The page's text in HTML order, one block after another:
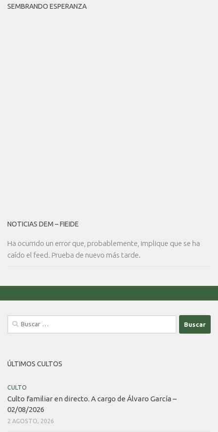
SEMBRANDO ESPERANZA
NOTICIAS DEM – FIEIDE
Ha ocurrido un error que, probablemente, implique que se ha
caído el feed. Prueba de nuevo más tarde.
Buscar:
ÚLTIMOS CULTOS
CULTO
Culto familiar en directo. A cargo de Álvaro García –
02/08/2026
2 AGOSTO, 2026